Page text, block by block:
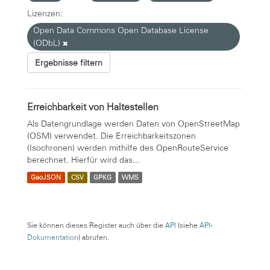
Lizenzen:
Open Data Commons Open Database License
(ODbL)
Ergebnisse filtern
Erreichbarkeit von Haltestellen
Als Datengrundlage werden Daten von OpenStreetMap
(OSM) verwendet. Die Erreichbarkeitszonen
(Isochronen) werden mithilfe des OpenRouteService
berechnet. Hierfür wird das...
GeoJSON CSV GPKG WMS
Sie können dieses Register auch über die API (siehe API-
Dokumentation) abrufen.